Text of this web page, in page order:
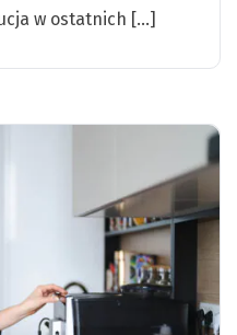
w ostatnich […]